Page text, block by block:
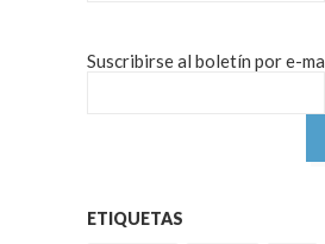
Suscribirse al boletín por e-
ETIQUETAS